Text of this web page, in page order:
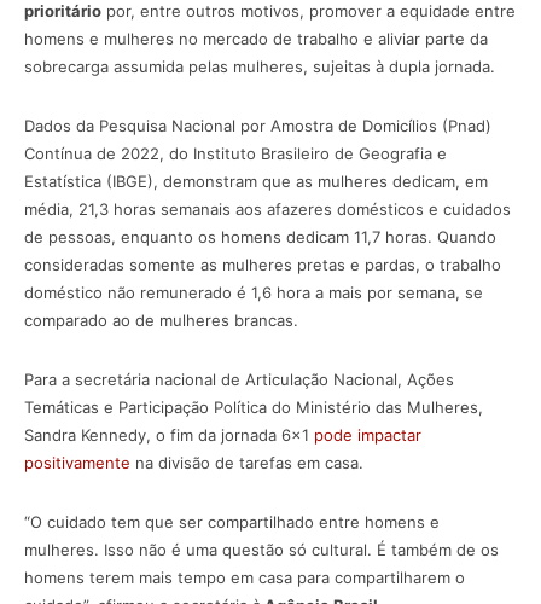
prioritário por, entre outros motivos, promover a equidade entre
homens e mulheres no mercado de trabalho e aliviar parte da
sobrecarga assumida pelas mulheres, sujeitas à dupla jornada.
Dados da Pesquisa Nacional por Amostra de Domicílios (Pnad)
Contínua de 2022, do Instituto Brasileiro de Geografia e
Estatística (IBGE), demonstram que as mulheres dedicam, em
média, 21,3 horas semanais aos afazeres domésticos e cuidados
de pessoas, enquanto os homens dedicam 11,7 horas. Quando
consideradas somente as mulheres pretas e pardas, o trabalho
doméstico não remunerado é 1,6 hora a mais por semana, se
comparado ao de mulheres brancas.
Para a secretária nacional de Articulação Nacional, Ações
Temáticas e Participação Política do Ministério das Mulheres,
Sandra Kennedy, o fim da jornada 6×1 pode impactar
positivamente na divisão de tarefas em casa.
“O cuidado tem que ser compartilhado entre homens e
mulheres. Isso não é uma questão só cultural. É também de os
homens terem mais tempo em casa para compartilharem o